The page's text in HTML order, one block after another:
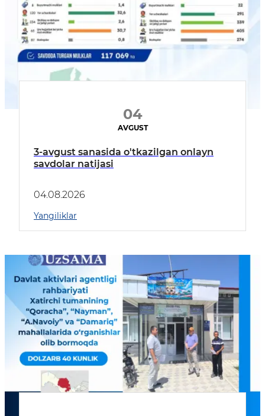
04
AVGUST
3-avgust sanasida o'tkazilgan onlayn
savdolar natijasi
04.08.2026
Yangiliklar